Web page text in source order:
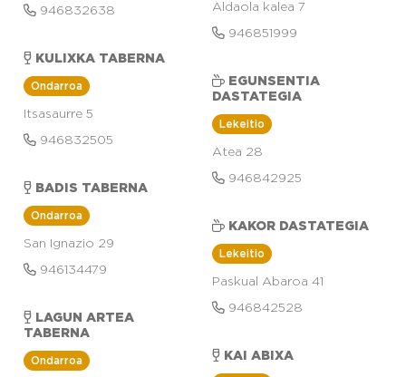
946832638
KULIXKA TABERNA
Ondarroa
Itsasaurre 5
946832505
BADIS TABERNA
Ondarroa
San Ignazio 29
946134479
TABERNA
Ondarroa
Aldaola kalea 7
946851999
DASTATEGIA
Lekeitio
Atea 28
946842925
KAKOR DASTATEGIA
Lekeitio
Paskual Abaroa 41
946842528
KAI ABIXA